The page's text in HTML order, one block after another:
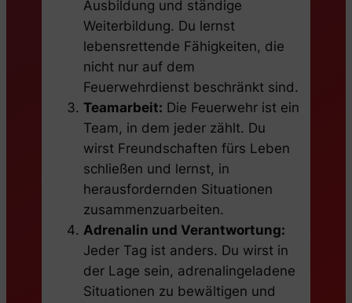
Ausbildung und ständige
Weiterbildung. Du lernst
lebensrettende Fähigkeiten, die
nicht nur auf dem
Feuerwehrdienst beschränkt sind.
Teamarbeit: Die Feuerwehr ist ein
Team, in dem jeder zählt. Du
wirst Freundschaften fürs Leben
schließen und lernst, in
herausfordernden Situationen
zusammenzuarbeiten.
Adrenalin und Verantwortung:
Jeder Tag ist anders. Du wirst in
der Lage sein, adrenalingeladene
Situationen zu bewältigen und